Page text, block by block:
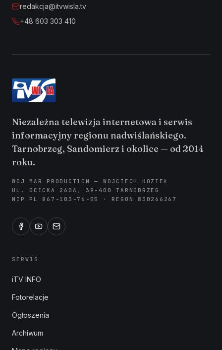
redakcja@itvwisla.tv
+48 603 303 410
Niezależna telewizja internetowa i serwis
informacyjny regionu nadwiślańskiego.
Tarnobrzeg, Sandomierz i okolice — od 2014
roku.
WOJ MAR PRODUCTION — WOJCIECH KOZIEŁ
UL. OCICKA 260A, 39-400 TARNOBRZEG
NIP PL 867-103-76-55 · REGON 830266267
SERWIS
iTV INFO
Fotorelacje
Ogłoszenia
Archiwum